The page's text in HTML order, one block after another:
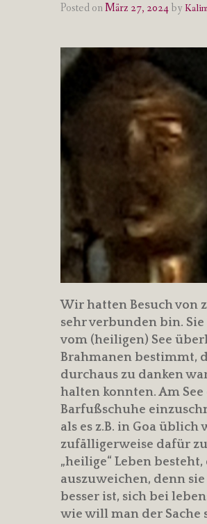
Posted onMärz 27, 2024by
Wir hatten Besuch von
sehr verbunden bin.
vom (heiligen) See
Brahmanen bestimmt,
durchaus zu danken
halten konnten. Am
Barfußschuhe
als es z.B. in Goa
zufälligerweise dafür
„heilige“ Leben
auszuweichen, denn
besser ist, sich bei
wie will man der Sache